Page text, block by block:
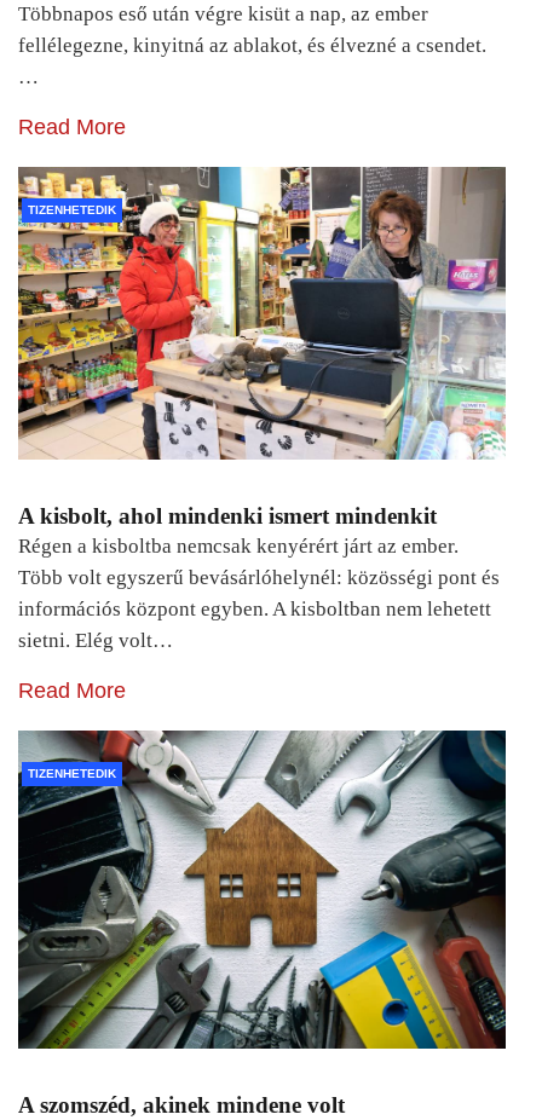
Többnapos eső után végre kisüt a nap, az ember
fellélegezne, kinyitná az ablakot, és élvezné a csendet.
…
Read More
TIZENHETEDIK
A kisbolt, ahol mindenki ismert mindenkit
Régen a kisboltba nemcsak kenyérért járt az ember.
Több volt egyszerű bevásárlóhelynél: közösségi pont és
információs központ egyben. A kisboltban nem lehetett
sietni. Elég volt…
Read More
TIZENHETEDIK
A szomszéd, akinek mindene volt